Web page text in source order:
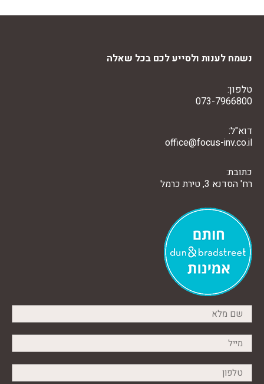
נשמח לענות ולסייע לכם בכל שאלה
טלפון:
073-7966800
דוא"ל:
office@focus-inv.co.il
כתובת:
רח' הסדנא 3, טירת כרמל